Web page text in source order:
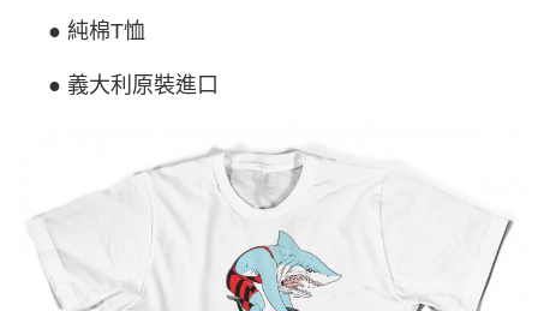
【注意事項】
易，需依本服務之必要範圍內提供個人資料，並將交易相關給付款項請求債
https://aftee.tw/terms/#terms3
３．未成年的使用者請事先徵得法定代理人或監護人之同意方可使用
「AFTEE先享後付」，若未經同意申辦者引起之損失，本公司不負相關責
任。
４．使用「AFTEE先享後付」時，將依據個別帳號之用戶狀況，依本公司即
時審查核予不同之上限額度；若仍有額度不足之情形，本公司將視審查結果
請求用戶進行身份認證。
５．嚴禁一人註冊多個帳號或使用他人資訊註冊。若發現惡意使用之情形，
宅配
● 純棉T恤
● 義大利原裝進口